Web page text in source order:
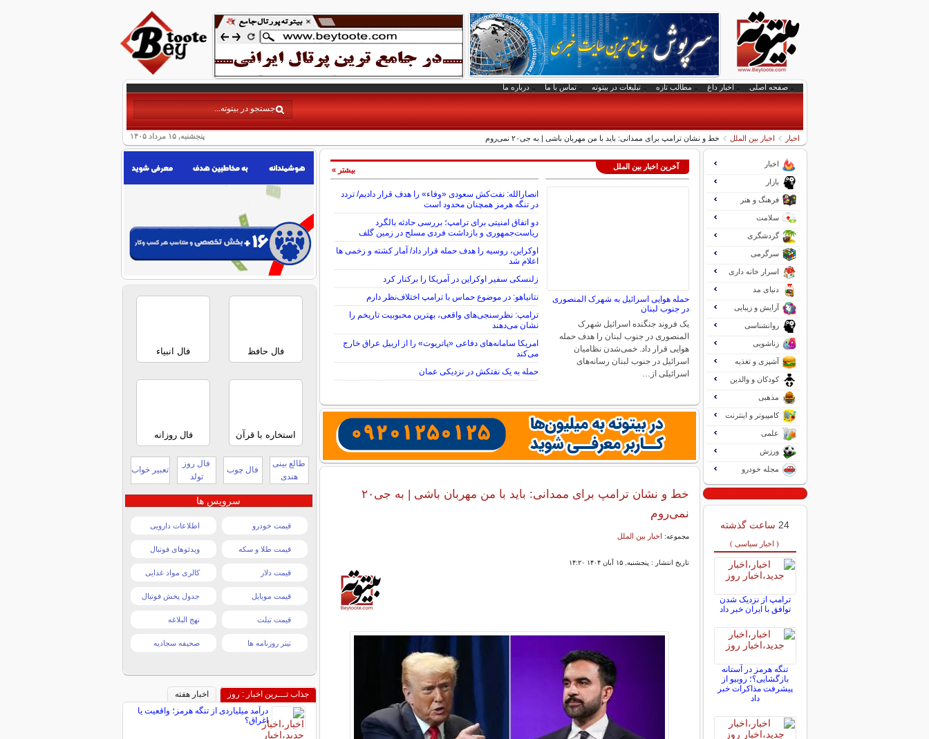
صفحه اصلی اخبار داغ مطالب تازه تبلیغات در بیتوته تماس با ما درباره ما
پنجشنبه, ۱۵ مرداد ۱۴۰۵ اخبار اخبار بین الملل خط و نشان ترامپ برای ممدانی: باید با من مهربان باشی | به جی۲۰ نمی‌روم
آخرین اخبار بین الملل
حمله هوایی اسرائیل به شهرک المنصوری
در جنوب لبنان
یک فروند جنگنده اسرائیل شهرک
المنصوری در جنوب لبنان را هدف حمله
هوایی قرار داد. خمی‌شدن نظامیان
اسرائیل در جنوب لبنان رسانه‌های
اسرائیلی از…
انصارالله: نفت‌کش سعودی «وفاء» را هدف قرار دادیم/ تردد
در تنگه هرمز همچنان محدود است
دو اتفاق امنیتی برای ترامپ؛ بررسی حادثه بالگرد
ریاست‌جمهوری و بازداشت فردی مسلح در زمین گلف
اوکراین، روسیه را هدف حمله قرار داد/ آمار کشته و زخمی ها
اعلام شد
زلنسکی سفیر اوکراین در آمریکا را برکنار کرد
نتانیاهو: در موضوع حماس با ترامپ اختلاف‌نظر دارم
ترامپ: نظرسنجی‌های واقعی، بهترین محبوبیت تاریخم را
نشان می‌دهند
امریکا سامانه‌های دفاعی «پاتریوت» را از اربیل عراق خارج
می‌کند
حمله به یک نفتکش در نزدیکی عمان
بیشتر »
خط و نشان ترامپ برای ممدانی: باید با من مهربان باشی | به جی۲۰
نمی‌روم
مجموعه: اخبار بین الملل
تاریخ انتشار : پنجشنبه, ۱۵ آبان ۱۴۰۴ ۱۴:۲۰
اخبار
بازار
فرهنگ و هنر
سلامت
گردشگری
سرگرمی
اسرار خانه داری
دنیای مد
آرایش و زیبایی
روانشناسی
زناشویی
آشپزی و تغذیه
کودکان و والدین
مذهبی
کامپیوتر و اینترنت
علمی
ورزش
مجله خودرو
24 ساعت گذشته
( اخبار سیاسی )
ترامپ از نزدیک شدن
توافق با ایران خبر داد
تنگه هرمز در آستانه
بازگشایی؟؛ روبیو از
پیشرفت مذاکرات خبر
داد
فال حافظ فال انبیاء
استخاره با قرآن فال روزانه
طالع بینی
هندی
فال چوب
فال روز
تولد
تعبیر خواب
سرویس ها
قیمت خودرو اطلاعات دارویی
قیمت طلا و سکه ویدئوهای فوتبال
قیمت دلار کالری مواد غذایی
قیمت موبایل جدول پخش فوتبال
قیمت تبلت نهج البلاغه
تیتر روزنامه ها صحیفه سجادیه
جذاب تـــرین اخبار : روز
اخبار هفته
درآمد میلیاردی از تنگه هرمز؛ واقعیت یا
اغراق؟